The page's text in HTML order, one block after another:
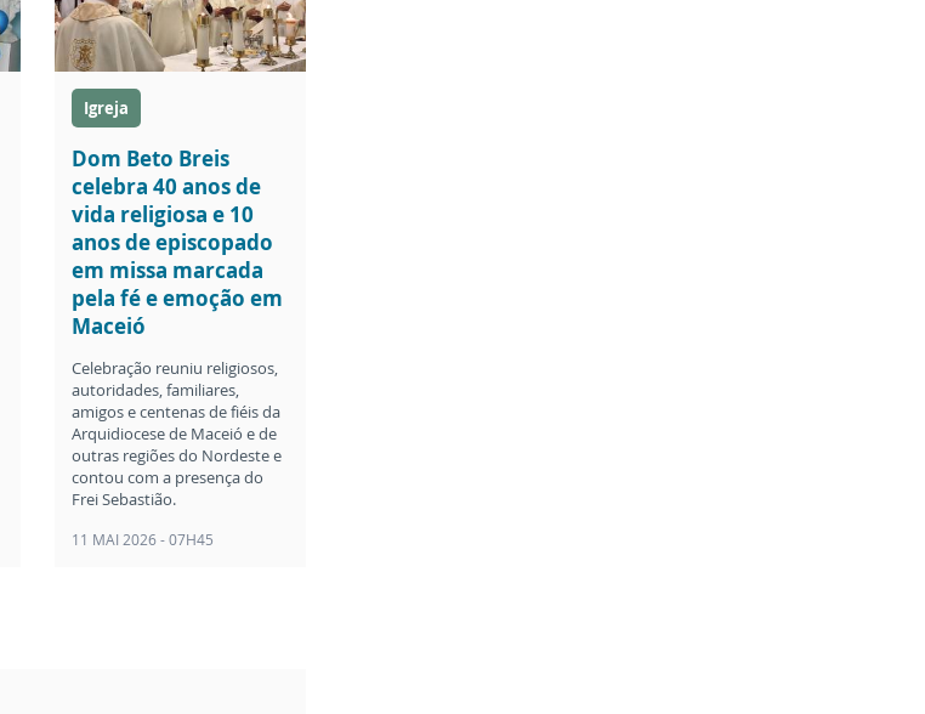
Igreja
Dom Beto Breis
celebra 40 anos de
vida religiosa e 10
anos de episcopado
em missa marcada
pela fé e emoção em
Maceió
Celebração reuniu religiosos,
autoridades, familiares,
amigos e centenas de fiéis da
Arquidiocese de Maceió e de
outras regiões do Nordeste e
contou com a presença do
Frei Sebastião.
11 MAI 2026 - 07H45